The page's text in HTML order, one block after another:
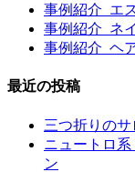
事例紹介_エ
事例紹介_ネ
事例紹介_ヘ
最近の投稿
三つ折りの
ニュートロ系
ン